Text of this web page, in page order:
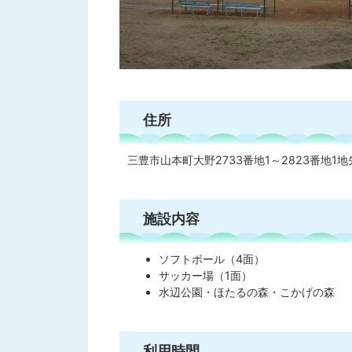
住所
三豊市山本町大野2733番地1～2823番地1地
施設内容
ソフトボール（4面）
サッカー場（1面）
水辺公園・ほたるの森・こかげの森